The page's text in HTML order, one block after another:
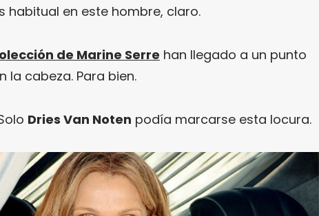
habitual en este hombre, claro.
de Marine Serre han llegado a un punto
la cabeza. Para bien.
Dries Van Noten podía marcarse esta locura.